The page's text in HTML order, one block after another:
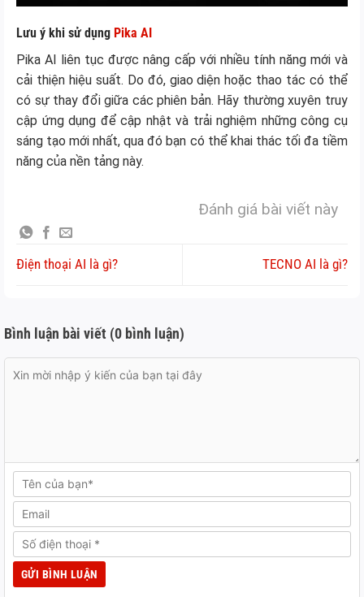
Lưu ý khi sử dụng Pika AI
Pika AI liên tục được nâng cấp với nhiều tính năng mới và
cải thiện hiệu suất. Do đó, giao diện hoặc thao tác có thể
có sự thay đổi giữa các phiên bản. Hãy thường xuyên truy
cập ứng dụng để cập nhật và trải nghiệm những công cụ
sáng tạo mới nhất, qua đó bạn có thể khai thác tối đa tiềm
năng của nền tảng này.
Đánh giá bài viết này
Điện thoại AI là gì? TECNO AI là gì?
Bình luận bài viết (0 bình luận)